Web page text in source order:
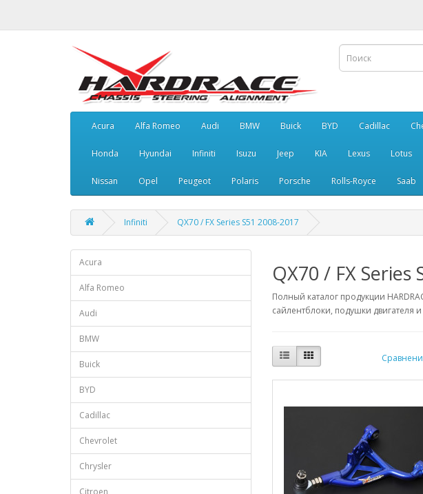
Acura Alfa Romeo Audi BMW Buick BYD Cadillac
Honda Hyundai Infiniti Isuzu Jeep KIA Lexus Lotus
Nissan Opel Peugeot Polaris Porsche Rolls-Royce Saab
Infiniti QX70 / FX Series S51 2008-2017
Acura
Alfa Romeo
Audi
BMW
Buick
BYD
Cadillac
Chevrolet
Chrysler
QX70 / FX Series
Полный каталог продукции
сайлентблоки, подушки двигателя